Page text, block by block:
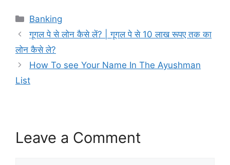
Categories
Banking
गूगल पे से लोन कैसे लें? | गूगल पे से 10 लाख रूपए तक का
लोन कैसे ले?
How To see Your Name In The Ayushman
List
Leave a Comment